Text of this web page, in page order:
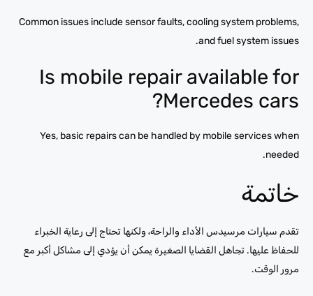
Common issues include sensor faults, cooling system problems,
and fuel system issues.
Is mobile repair available for
Mercedes cars?
Yes, basic repairs can be handled by mobile services when
needed.
خاتمة
تقدم سيارات مرسيدس الأداء والراحة، ولكنها تحتاج إلى رعاية الخبراء
للحفاظ عليها. تجاهل القضايا الصغيرة يمكن أن يؤدي إلى مشاكل أكبر مع
مرور الوقت.